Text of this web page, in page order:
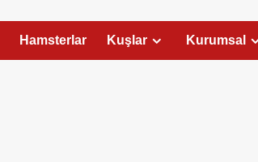
Hamsterlar Kuşlar Kurumsal